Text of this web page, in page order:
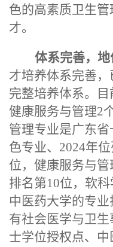
色的高素质卫生
才。
体系完善，地
才培养体系完善，
完整培养体系。目
健康服务与管理2
管理专业是广东
色专业、2024年
位，健康服务与
排名第10位，软
中医药大学的专
有社会医学与卫
士学位授权点、